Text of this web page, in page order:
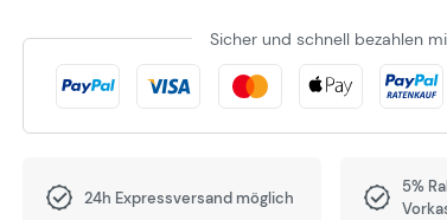
Sicher und schnell bezahlen
24h Expressversand möglich
5%